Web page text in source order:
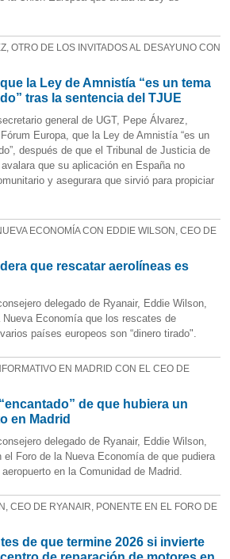
OTRO DE LOS INVITADOS AL DESAYUNO CON
la Ley de Amnistía “es un tema
tras la sentencia del TJUE
general de UGT, Pepe Álvarez,
Europa, que la Ley de Amnistía “es un
después de que el Tribunal de Justicia de
que su aplicación en España no
y asegurara que sirvió para propiciar
ECONOMÍA CON EDDIE WILSON, CEO DE
que rescatar aerolíneas es
delegado de Ryanair, Eddie Wilson,
Economía que los rescates de
países europeos son “dinero tirado".
EN MADRID CON EL CEO DE
de que hubiera un
en Madrid
delegado de Ryanair, Eddie Wilson,
el Foro de la Nueva Economía de que pudiera
en la Comunidad de Madrid.
CEO DE RYANAIR, PONENTE EN EL FORO DE
de que termine 2026 si invierte